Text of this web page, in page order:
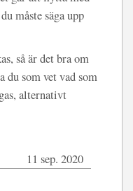
måste säga upp
så är det bra om
du som vet vad som
alternativt
11 sep. 2020